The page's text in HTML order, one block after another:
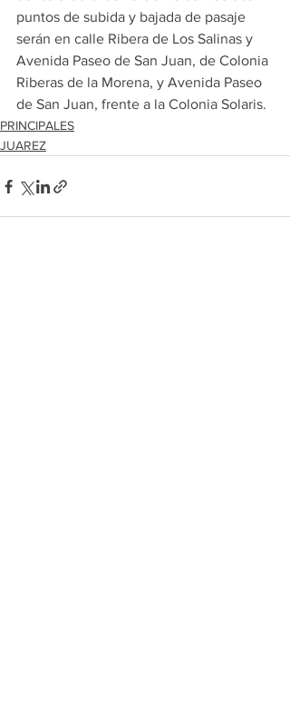
puntos de subida y bajada de pasaje
serán en calle Ribera de Los Salinas y
Avenida Paseo de San Juan, de Colonia
Riberas de la Morena, y Avenida Paseo
de San Juan, frente a la Colonia Solaris.
PRINCIPALES
JUAREZ